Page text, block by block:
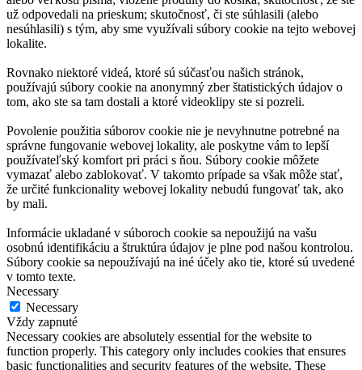
už odpovedali na prieskum; skutočnosť, či ste súhlasili (alebo
nesúhlasili) s tým, aby sme využívali súbory cookie na tejto webovej
lokalite.
Rovnako niektoré videá, ktoré sú súčasťou našich stránok,
používajú súbory cookie na anonymný zber štatistických údajov o
tom, ako ste sa tam dostali a ktoré videoklipy ste si pozreli.
Povolenie použitia súborov cookie nie je nevyhnutne potrebné na
správne fungovanie webovej lokality, ale poskytne vám to lepší
používateľský komfort pri práci s ňou. Súbory cookie môžete
vymazať alebo zablokovať. V takomto prípade sa však môže stať,
že určité funkcionality webovej lokality nebudú fungovať tak, ako
by mali.
Informácie ukladané v súboroch cookie sa nepoužijú na vašu
osobnú identifikáciu a štruktúra údajov je plne pod našou kontrolou.
Súbory cookie sa nepoužívajú na iné účely ako tie, ktoré sú uvedené
v tomto texte.
Necessary
Necessary
Vždy zapnuté
Necessary cookies are absolutely essential for the website to
function properly. This category only includes cookies that ensures
basic functionalities and security features of the website. These